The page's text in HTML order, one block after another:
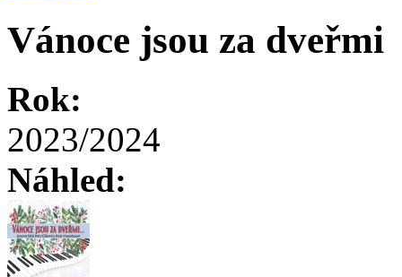
Vánoce jsou za dveřmi
Rok:
2023/2024
Náhled: